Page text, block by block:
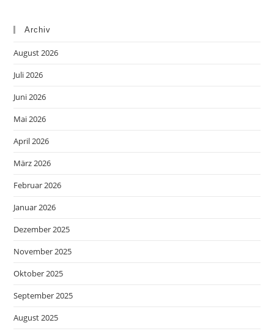
Archiv
August 2026
Juli 2026
Juni 2026
Mai 2026
April 2026
März 2026
Februar 2026
Januar 2026
Dezember 2025
November 2025
Oktober 2025
September 2025
August 2025